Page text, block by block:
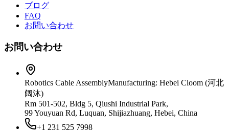
ブログ
FAQ
お問い合わせ
お問い合わせ
Robotics Cable AssemblyManufacturing: Hebei Cloom (河北
阔沐)
Rm 501-502, Bldg 5, Qiushi Industrial Park,
99 Youyuan Rd, Luquan, Shijiazhuang, Hebei, China
+1 231 525 7998